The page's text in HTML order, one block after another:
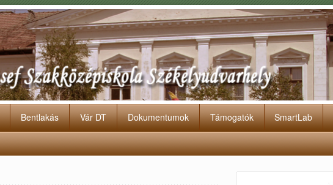
Bentlakás Vár DT Dokumentumok Támogatók SmartLab